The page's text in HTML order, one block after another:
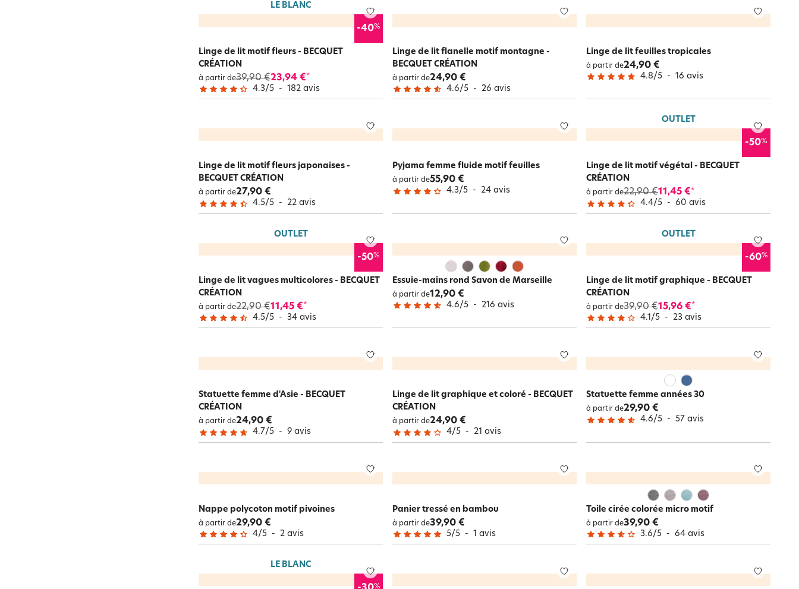
LE BLANC
-40%
Linge de lit motif fleurs - BECQUET
CRÉATION
à partir de39,90 €23,94 €*
4.3/5 - 182 avis
Linge de lit flanelle motif montagne -
BECQUET CRÉATION
à partir de24,90 €
4.6/5 - 26 avis
Linge de lit feuilles tropicales
à partir de24,90 €
4.8/5 - 16 avis
Linge de lit motif fleurs japonaises -
BECQUET CRÉATION
à partir de27,90 €
4.5/5 - 22 avis
Pyjama femme fluide motif feuilles
à partir de55,90 €
4.3/5 - 24 avis
OUTLET
-50%
Linge de lit motif végétal - BECQUET
CRÉATION
à partir de22,90 €11,45 €*
4.4/5 - 60 avis
OUTLET
-50%
Linge de lit vagues multicolores - BECQUET
CRÉATION
à partir de22,90 €11,45 €*
4.5/5 - 34 avis
Essuie-mains rond Savon de Marseille
à partir de12,90 €
4.6/5 - 216 avis
OUTLET
-60%
Linge de lit motif graphique - BECQUET
CRÉATION
à partir de39,90 €15,96 €*
4.1 /5 - 23 avis
Statuette femme d'Asie - BECQUET
CRÉATION
à partir de24,90 €
4.7/5 - 9 avis
Linge de lit graphique et coloré - BECQUET
CRÉATION
à partir de24,90 €
4/5 - 21 avis
Statuette femme années 30
à partir de29,90 €
4.6/5 - 57 avis
Nappe polycoton motif pivoines
à partir de29,90 €
4/5 - 2 avis
Panier tressé en bambou
à partir de39,90 €
5/5 - 1 avis
Toile cirée colorée micro motif
à partir de39,90 €
3.6/5 - 64 avis
LE BLANC
%